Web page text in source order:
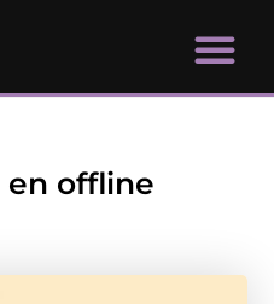
en offline